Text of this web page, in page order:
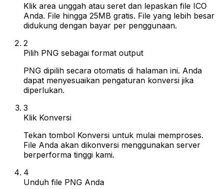
Klik area unggah atau seret dan lepaskan file ICO
Anda. File hingga 25MB gratis. File yang lebih besar
didukung dengan bayar per penggunaan.
2
Pilih PNG sebagai format output
PNG dipilih secara otomatis di halaman ini. Anda
dapat menyesuaikan pengaturan konversi jika
diperlukan.
3
Klik Konversi
Tekan tombol Konversi untuk mulai memproses.
File Anda akan dikonversi menggunakan server
berperforma tinggi kami.
4
Unduh file PNG Anda